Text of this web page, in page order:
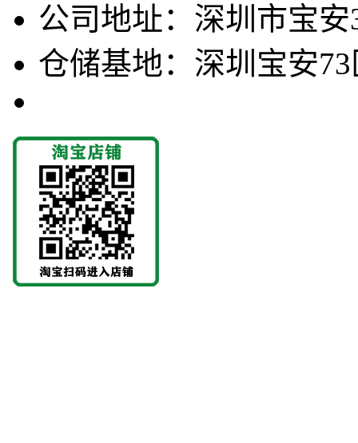
公司地址：深圳市宝
仓储基地：深圳宝安